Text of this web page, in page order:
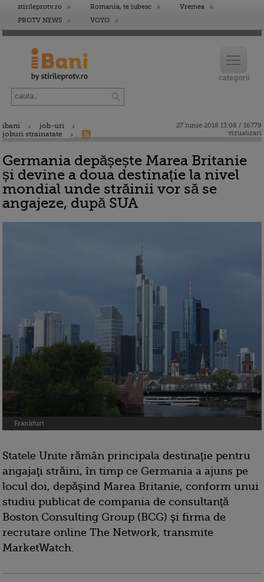
stirileprotv.ro Romania, te iubesc
Vremea
PROTV NEWS
VOYO
ibani
job-uri
joburi strainatate
27 iunie 2018 13:08 / 16779
vizualizari
Germania depășește Marea Britanie
și devine a doua destinație la nivel
mondial unde străinii vor să se
angajeze, după SUA
Frankfurt
Statele Unite rămân principala destinaţie pentru
angajaţi străini, în timp ce Germania a ajuns pe
locul doi, depăşind Marea Britanie, conform unui
studiu publicat de compania de consultanţă
Boston Consulting Group (BCG) şi firma de
recrutare online The Network, transmite
MarketWatch.